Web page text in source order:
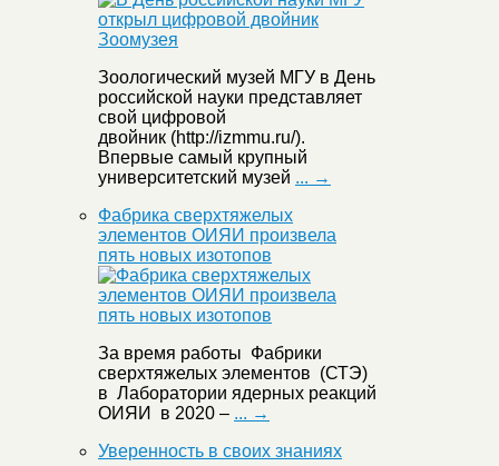
Зоологический музей МГУ в День
российской науки представляет
свой цифровой
двойник (http://izmmu.ru/).
Впервые самый крупный
университетский музей ... →
Фабрика сверхтяжелых
элементов ОИЯИ произвела
пять новых изотопов
За время работы Фабрики
сверхтяжелых элементов (СТЭ)
в Лаборатории ядерных реакций
ОИЯИ в 2020 – ... →
Уверенность в своих знаниях